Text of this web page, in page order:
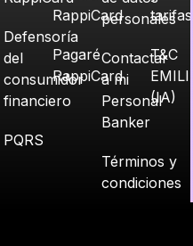
Defensoría
del
consumidor
financiero
PQRS
RappiCard
Pagaré
RappiCard
personales
Contactar
a mi
Personal
Banker
Términos y
condiciones
tarifas
T&C
EMILIA
(IA)